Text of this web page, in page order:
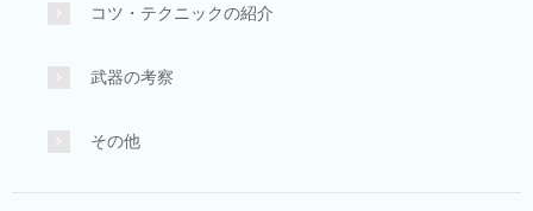
コツ・テクニックの紹介
武器の考察
その他